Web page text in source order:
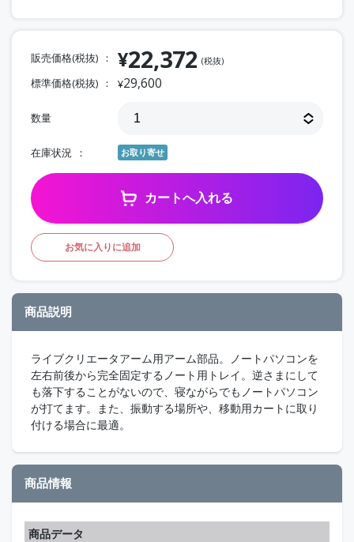
販売価格(税抜) ¥22,372 (税抜)
標準価格(税抜) ¥29,600
数量
在庫状況 お取り寄せ
カートへ入れる
お気に入りに追加
商品説明
ライブクリエータアーム用アーム部品。ノートパソコンを
左右前後から完全固定するノート用トレイ。逆さまにして
も落下することがないので、寝ながらでもノートパソコン
が打てます。また、振動する場所や、移動用カートに取り
付ける場合に最適。
商品情報
商品データ